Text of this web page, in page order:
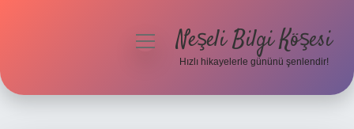
menüyüNeşeli Bilgi Köşesi
Hızlı hikayelerle gününü şenlendir!